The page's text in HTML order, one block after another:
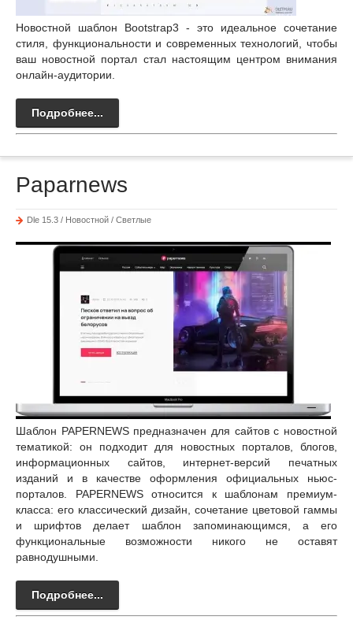
Новостной шаблон Bootstrap3 - это идеальное сочетание
стиля, функциональности и современных технологий, чтобы
ваш новостной портал стал настоящим центром внимания
онлайн-аудитории.
Подробнее...
Paparnews
Dle 15.3 / Новостной / Светлые
Шаблон PAPERNEWS предназначен для сайтов с новостной
тематикой: он подходит для новостных порталов, блогов,
информационных сайтов, интернет-версий печатных
изданий и в качестве оформления официальных ньюс-
порталов. PAPERNEWS относится к шаблонам премиум-
класса: его классический дизайн, сочетание цветовой гаммы
и шрифтов делает шаблон запоминающимся, а его
функциональные возможности никого не оставят
равнодушными.
Подробнее...